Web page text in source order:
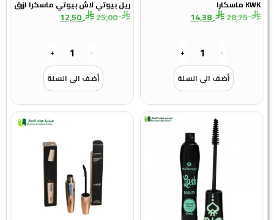
KWK ماسكارا
28,75
14,38
-
+
أضف الى السلة
ريل بيوتي لاش بيوتي ماسكرا ازرق
25,00
12,50
-
+
أضف الى السلة